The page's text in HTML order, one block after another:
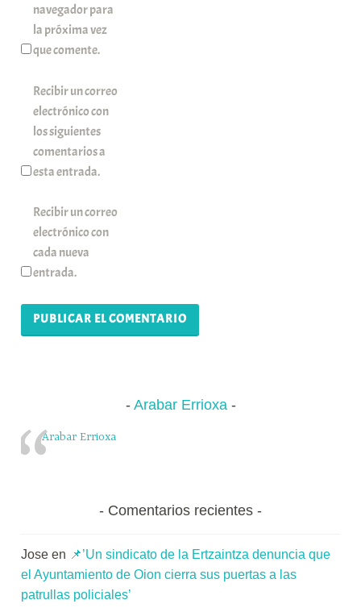
navegador para
la próxima vez
que comente.
Recibir un correo
electrónico con
los siguientes
comentarios a
esta entrada.
Recibir un correo
electrónico con
cada nueva
entrada.
Arabar Errioxa
Arabar Errioxa
Comentarios recientes
Jose en 📌’Un sindicato de la Ertzaintza denuncia que
el Ayuntamiento de Oion cierra sus puertas a las
patrullas policiales’